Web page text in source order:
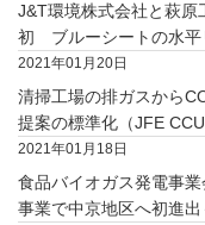
J&T環境株式会社と萩原
初 ブルーシートの水平
2021年01月20日
清掃工場の排ガスから
提案の標準化（JFE
2021年01月18日
食品バイオガス発電事
事業で中京地区へ初進出